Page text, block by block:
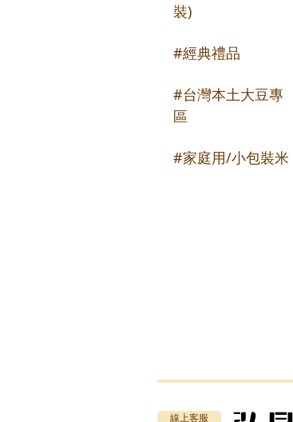
裝)
#經典禮品
#台灣本土大豆專
區
#家庭用/小包裝米
線上客服